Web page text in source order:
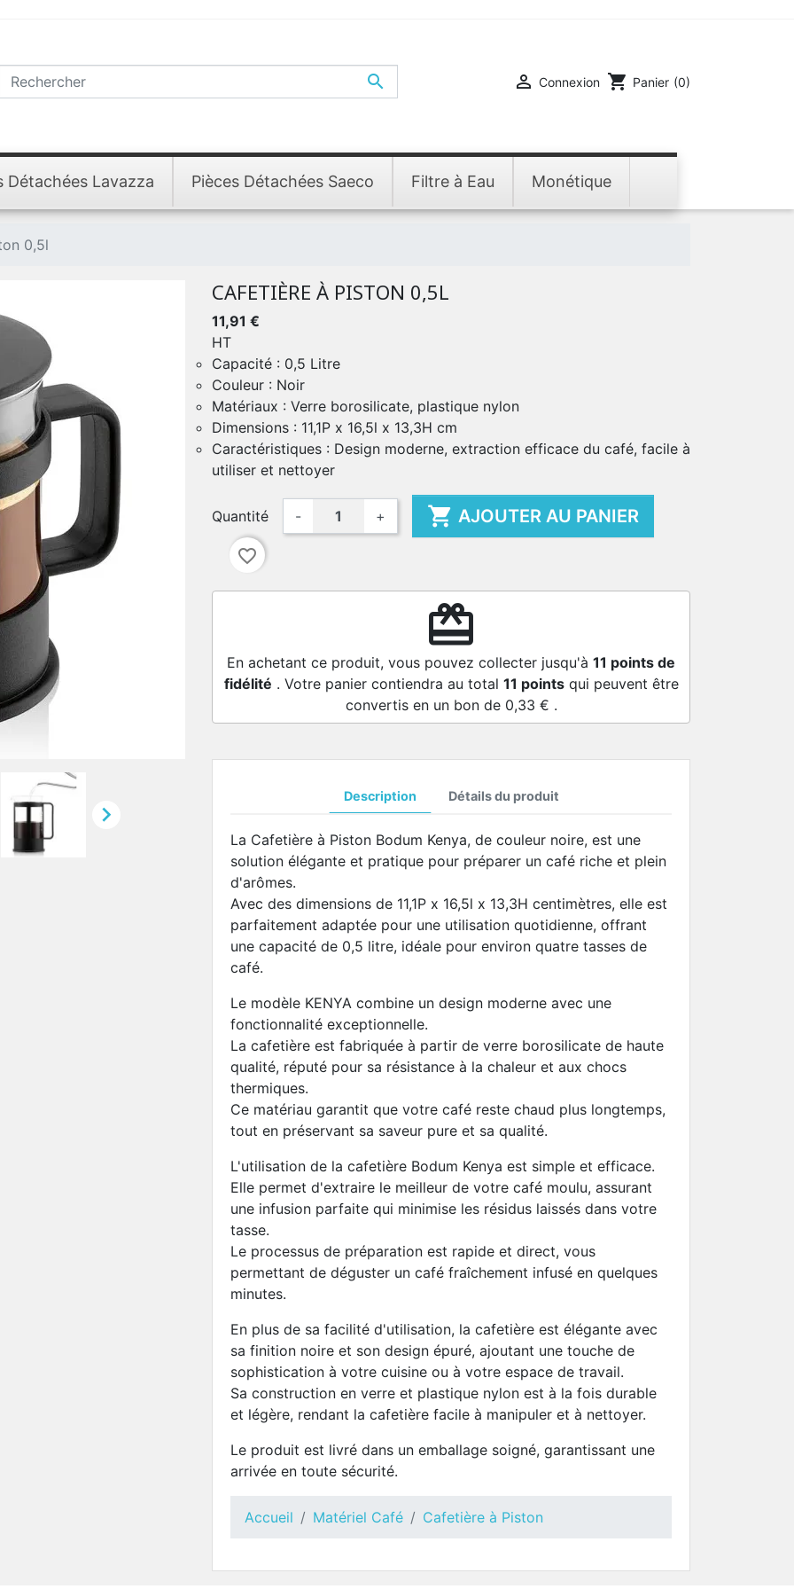
  Connexion shopping_cart Panier (0)
Détachées Lavazza Pièces Détachées Saeco Filtre à Eau Monétique
0,5l

CAFETIÈRE À PISTON 0,5L
11,91 €
HT
Capacité : 0,5 Litre
Couleur : Noir
Matériaux : Verre borosilicate, plastique nylon
Dimensions : 11,1P x 16,5l x 13,3H cm
Caractéristiques : Design moderne, extraction efficace du café, facile à
utiliser et nettoyer
Quantité - +  AJOUTER AU PANIER
favorite_border
redeem
En achetant ce produit, vous pouvez collecter jusqu'à 11 points de
fidélité . Votre panier contiendra au total 11 pointsqui peuvent être
convertis en un bon de 0,33 € .
Description Détails du produit
La Cafetière à Piston Bodum Kenya, de couleur noire, est une
solution élégante et pratique pour préparer un café riche et plein
d'arômes.
Avec des dimensions de 11,1P x 16,5l x 13,3H centimètres, elle est
parfaitement adaptée pour une utilisation quotidienne, offrant
une capacité de 0,5 litre, idéale pour environ quatre tasses de
café.
Le modèle KENYA combine un design moderne avec une
fonctionnalité exceptionnelle.
La cafetière est fabriquée à partir de verre borosilicate de haute
qualité, réputé pour sa résistance à la chaleur et aux chocs
thermiques.
Ce matériau garantit que votre café reste chaud plus longtemps,
tout en préservant sa saveur pure et sa qualité.
L'utilisation de la cafetière Bodum Kenya est simple et efficace.
Elle permet d'extraire le meilleur de votre café moulu, assurant
une infusion parfaite qui minimise les résidus laissés dans votre
tasse.
Le processus de préparation est rapide et direct, vous
permettant de déguster un café fraîchement infusé en quelques
minutes.
En plus de sa facilité d'utilisation, la cafetière est élégante avec
sa finition noire et son design épuré, ajoutant une touche de
sophistication à votre cuisine ou à votre espace de travail.
Sa construction en verre et plastique nylon est à la fois durable
et légère, rendant la cafetière facile à manipuler et à nettoyer.
Le produit est livré dans un emballage soigné, garantissant une
arrivée en toute sécurité.
Accueil Matériel Café Cafetière à Piston